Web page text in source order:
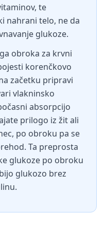
te
nahrani telo, ne da
glukoze.
obroka za krvni
korenčkovo
začetku pripravi
vlakninsko
absorpcijo
prilogo iz žit ali
po obroku pa se
Ta preprosta
glukoze po obroku
glukozo brez